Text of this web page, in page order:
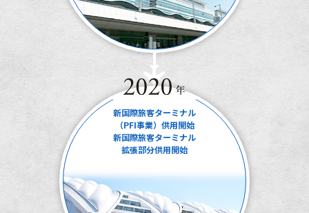
新国際旅客ターミナル
（PFI事業）供用開始
新国際旅客ターミナル
拡張部分供用開始